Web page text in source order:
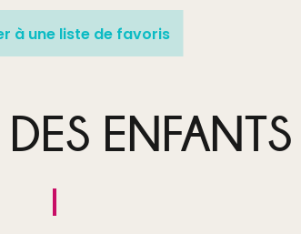
à une liste de favoris
ENFANTS